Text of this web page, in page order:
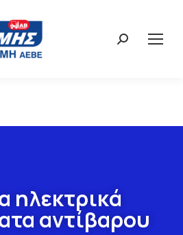
ηλεκτρικά
αντίβαρου